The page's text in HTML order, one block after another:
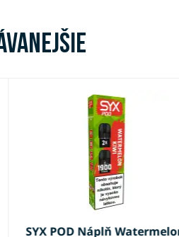
SYX POD Náplň Watermelon